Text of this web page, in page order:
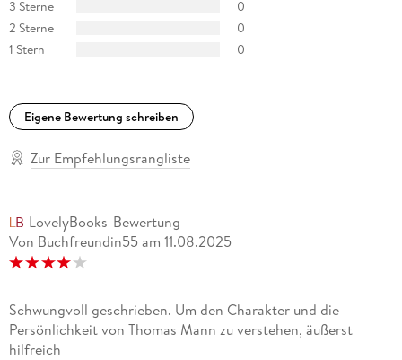
3 Sterne
0
2 Sterne
0
1 Stern
0
Eigene Bewertung schreiben
Zur Empfehlungsrangliste
LovelyBooks-Bewertung
Von Buchfreundin55 am 11.08.2025
Schwungvoll geschrieben. Um den Charakter und die
Persönlichkeit von Thomas Mann zu verstehen, äußerst
hilfreich